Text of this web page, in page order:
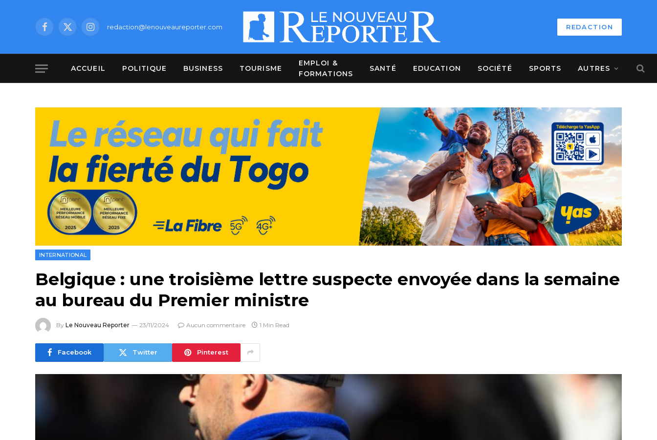
Facebook
X
Instagramredaction@lenouveaureporter.com REDACTION
ACCUEIL POLITIQUE BUSINESS TOURISME
EMPLOI &
FORMATIONS
SANTÉ EDUCATION SOCIÉTÉ SPORTS AUTRES
INTERNATIONAL
Belgique : une troisième lettre suspecte envoyée dans la semaine
au bureau du Premier ministre
By Le Nouveau Reporter 23/11/2024 Aucun commentaire 1 Min Read
Facebook Twitter Pinterest